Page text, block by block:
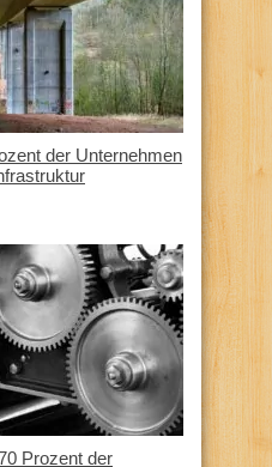
der Unternehmen
Prozent der